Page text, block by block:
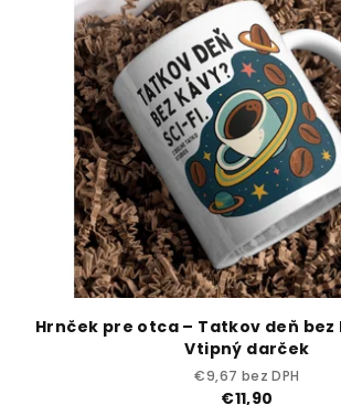
Hrnček pre otca – Tatkov deň bez
Vtipný darček
€9,67 bez DPH
€11,90